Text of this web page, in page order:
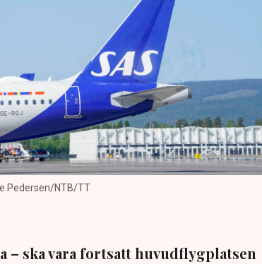
Pedersen/NTB/TT
– ska vara fortsatt huvudflygplatsen